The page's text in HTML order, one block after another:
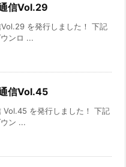
信Vol.29
を発行しました！ 下記
ンロ ...
信Vol.45
Vol.45 を発行しました！ 下記
ン ...